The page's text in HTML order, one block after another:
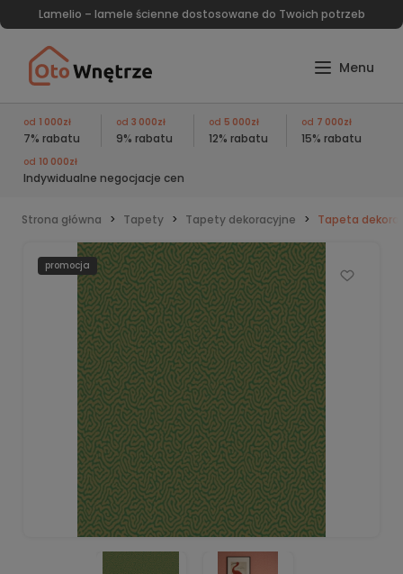
Lamelio – lamele ścienne dostosowane do Twoich potrzeb
od 1 000zł
7% rabatu
od 3 000zł
9% rabatu
od 5 000zł
12% rabatu
od 7 000zł
15% rabatu
od 10 000zł
Indywidualne negocjacje cen
Strona główna Tapety Tapety dekoracyjne Tapeta
promocja